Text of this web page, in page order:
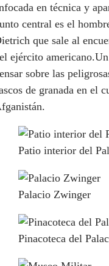
en técnica y
central es el
que sale al
ejército
sobre las
de granada en el
Patio interior del
Palacio Zwinger
Pinacoteca del